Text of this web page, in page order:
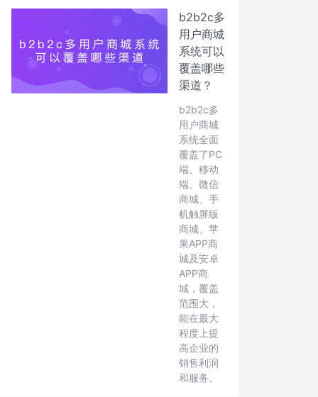
b2b2c多
用户商城
系统可以
覆盖哪些
渠道？
b2b2c多
用户商城
系统全面
覆盖了PC
端、移动
端、微信
商城、手
机触屏版
商城、苹
果APP商
城及安卓
APP商
城，覆盖
范围大，
能在最大
程度上提
高企业的
销售利润
和服务。